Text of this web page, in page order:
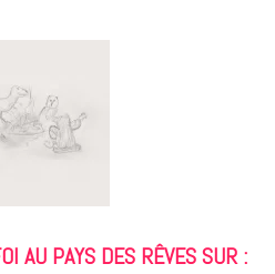
AU PAYS DES RÊVES SUR :